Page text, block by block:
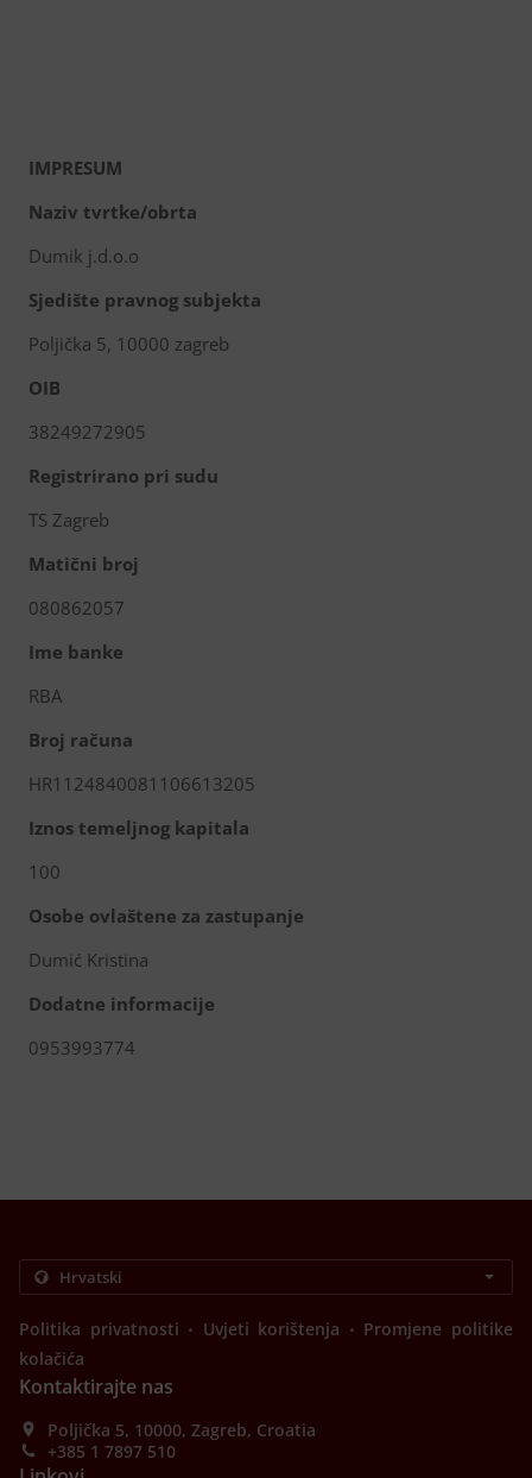
IMPRESUM
Naziv tvrtke/obrta
Dumik j.d.o.o
Sjedište pravnog subjekta
Poljička 5, 10000 zagreb
OIB
38249272905
Registrirano pri sudu
TS Zagreb
Matični broj
080862057
Ime banke
RBA
Broj računa
HR1124840081106613205
Iznos temeljnog kapitala
100
Osobe ovlaštene za zastupanje
Dumić Kristina
Dodatne informacije
0953993774
Politika privatnosti . Uvjeti korištenja . Promjene politike
kolačića
Kontaktirajte nas
Poljička 5, 10000, Zagreb, Croatia
+385 1 7897 510